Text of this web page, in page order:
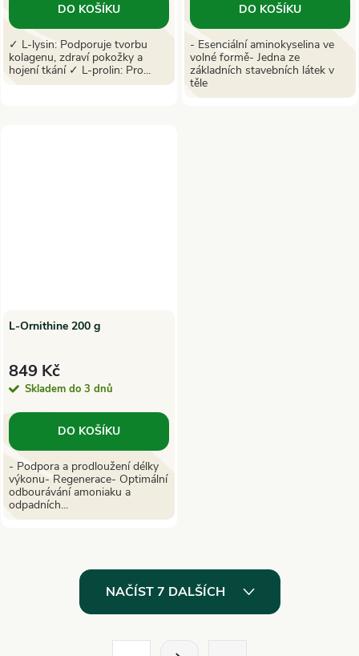
DO KOŠÍKU
✓ L-lysin: Podporuje tvorbu
kolagenu, zdraví pokožky a
hojení tkání ✓ L-prolin: Pro...
DO KOŠÍKU
- Esenciální aminokyselina ve
volné formě- Jedna ze
základních stavebních látek v
těle
L-Ornithine 200 g
849 Kč
Skladem do 3 dnů
DO KOŠÍKU
- Podpora a prodloužení délky
výkonu- Regenerace- Optimální
odbourávání amoniaku a
odpadních...
NAČÍST 7 DALŠÍCH